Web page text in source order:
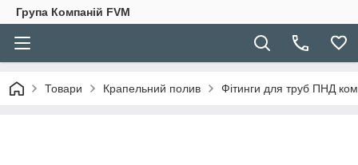
Група Компаній FVM
Товари Крапельний полив Фітинги для труб ПНД